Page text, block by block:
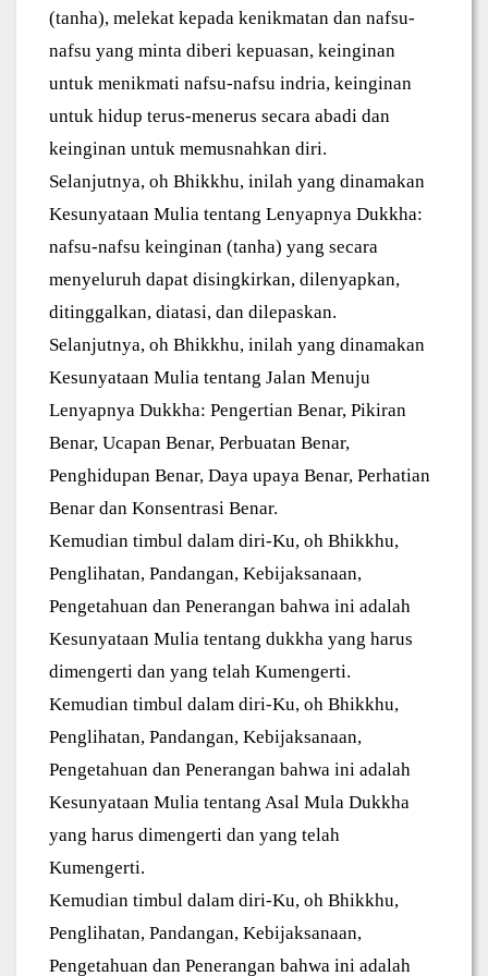
(tanha), melekat kepada kenikmatan dan nafsu-
nafsu yang minta diberi kepuasan, keinginan
untuk menikmati nafsu-nafsu indria, keinginan
untuk hidup terus-menerus secara abadi dan
keinginan untuk memusnahkan diri.
Selanjutnya, oh Bhikkhu, inilah yang dinamakan
Kesunyataan Mulia tentang Lenyapnya Dukkha:
nafsu-nafsu keinginan (tanha) yang secara
menyeluruh dapat disingkirkan, dilenyapkan,
ditinggalkan, diatasi, dan dilepaskan.
Selanjutnya, oh Bhikkhu, inilah yang dinamakan
Kesunyataan Mulia tentang Jalan Menuju
Lenyapnya Dukkha: Pengertian Benar, Pikiran
Benar, Ucapan Benar, Perbuatan Benar,
Penghidupan Benar, Daya upaya Benar, Perhatian
Benar dan Konsentrasi Benar.
Kemudian timbul dalam diri-Ku, oh Bhikkhu,
Penglihatan, Pandangan, Kebijaksanaan,
Pengetahuan dan Penerangan bahwa ini adalah
Kesunyataan Mulia tentang dukkha yang harus
dimengerti dan yang telah Kumengerti.
Kemudian timbul dalam diri-Ku, oh Bhikkhu,
Penglihatan, Pandangan, Kebijaksanaan,
Pengetahuan dan Penerangan bahwa ini adalah
Kesunyataan Mulia tentang Asal Mula Dukkha
yang harus dimengerti dan yang telah
Kumengerti.
Kemudian timbul dalam diri-Ku, oh Bhikkhu,
Penglihatan, Pandangan, Kebijaksanaan,
Pengetahuan dan Penerangan bahwa ini adalah